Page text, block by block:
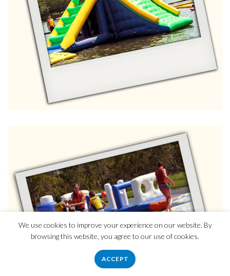
We use cookies to improve your experience on our website. By
browsing this website, you agree to our use of cookies.
ACCEPT